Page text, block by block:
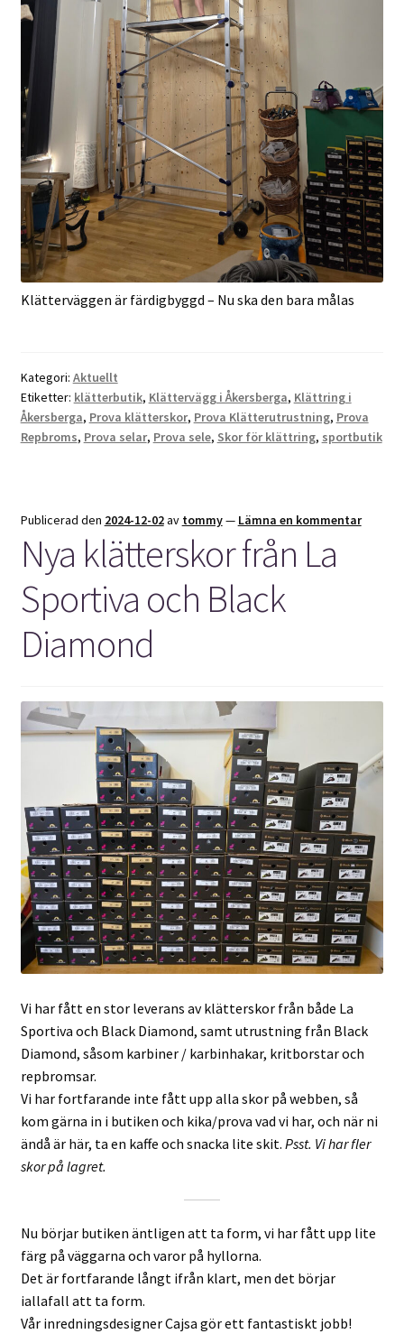
Klätterväggen är färdigbyggd – Nu ska den bara målas
Kategori: Aktuellt
Etiketter: klätterbutik, Klättervägg i Åkersberga, Klättring i
Åkersberga, Prova klätterskor, Prova Klätterutrustning, Prova
Repbroms, Prova selar, Prova sele, Skor för klättring, sportbutik
Publicerad den 2024-12-02av tommy— Lämna en kommentar
Nya klätterskor från La
Sportiva och Black
Diamond
Vi har fått en stor leverans av klätterskor från både La
Sportiva och Black Diamond, samt utrustning från Black
Diamond, såsom karbiner / karbinhakar, kritborstar och
repbromsar.
Vi har fortfarande inte fått upp alla skor på webben, så
kom gärna in i butiken och kika/prova vad vi har, och när ni
ändå är här, ta en kaffe och snacka lite skit. Psst. Vi har fler
skor på lagret.
Nu börjar butiken äntligen att ta form, vi har fått upp lite
färg på väggarna och varor på hyllorna.
Det är fortfarande långt ifrån klart, men det börjar
iallafall att ta form.
Vår inredningsdesigner Cajsa gör ett fantastiskt jobb!